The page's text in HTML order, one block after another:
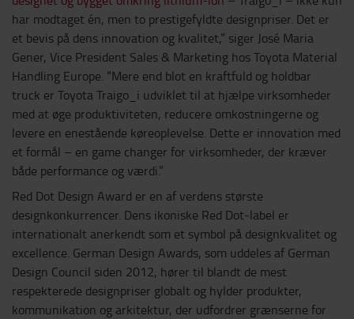
har modtaget én, men to prestigefyldte designpriser. Det er
et bevis på dens innovation og kvalitet,” siger José Maria
Gener, Vice President Sales & Marketing hos Toyota Material
Handling Europe. “Mere end blot en kraftfuld og holdbar
truck er Toyota Traigo_i udviklet til at hjælpe virksomheder
med at øge produktiviteten, reducere omkostningerne og
levere en enestående køreoplevelse. Dette er innovation med
et formål – en game changer for virksomheder, der kræver
både performance og værdi.”
Red Dot Design Award er en af verdens største
designkonkurrencer. Dens ikoniske Red Dot-label er
internationalt anerkendt som et symbol på designkvalitet og
excellence. German Design Awards, som uddeles af German
Design Council siden 2012, hører til blandt de mest
respekterede designpriser globalt og hylder produkter,
kommunikation og arkitektur, der udfordrer grænserne for